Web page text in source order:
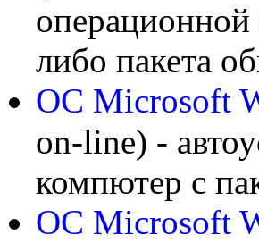
либо пакета
ОС Microsoft
on-line) -
компютер с
ОС Microsoft